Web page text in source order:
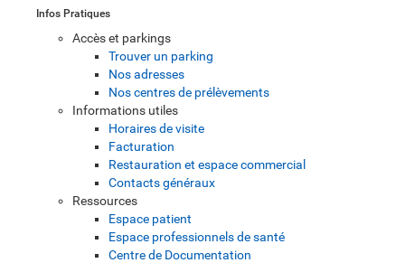
Infos Pratiques
Accès et parkings
Trouver un parking
Nos adresses
Nos centres de prélèvements
Informations utiles
Horaires de visite
Facturation
Restauration et espace commercial
Contacts généraux
Ressources
Espace patient
Espace professionnels de santé
Centre de Documentation